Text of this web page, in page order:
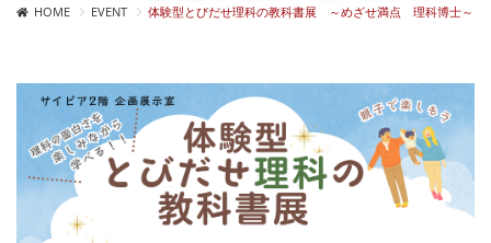
HOME EVENT 体験型とびだせ理科の教科書展 ～めざせ満点 理科博士～